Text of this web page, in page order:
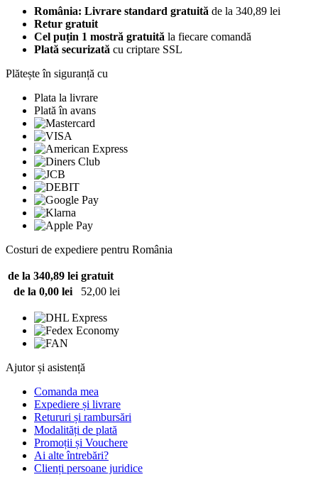
România: Livrare standard gratuită de la 340,89 lei
Retur gratuit
Cel puțin 1 mostră gratuită la fiecare comandă
Plată securizată cu criptare SSL
Plătește în siguranță cu
Plata la livrare
Plată în avans
Costuri de expediere pentru România
de la 340,89 lei gratuit
de la 0,00 lei
52,00 lei
Ajutor și asistență
Comanda mea
Expediere și livrare
Retururi și rambursări
Modalități de plată
Promoții și Vouchere
Ai alte întrebări?
Clienți persoane juridice